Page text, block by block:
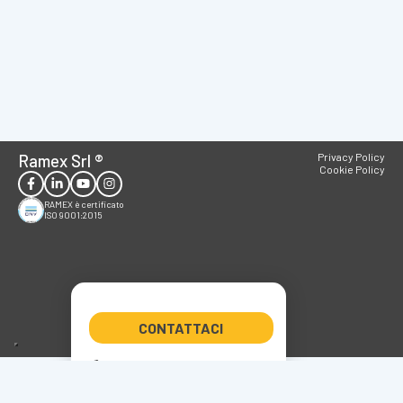
Ramex Srl ®
RAMEX è certificato
ISO 9001:2015
CONTATTACI
Privacy Policy
Cookie Policy